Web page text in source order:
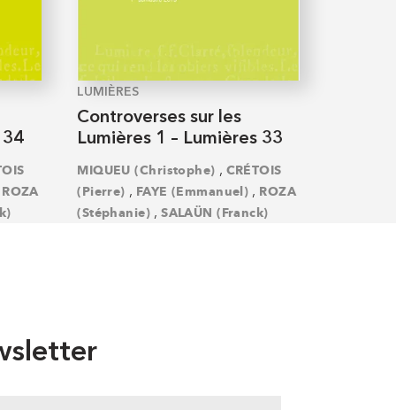
34
ROZA
LUMIÈRES
Controverses sur les
Lumières 1 – Lumières 33
MIQUEU (Christophe) , CRÉTOIS
(Pierre) , FAYE (Emmanuel) , ROZA
(Stéphanie) ,SALAÜN (Franck)